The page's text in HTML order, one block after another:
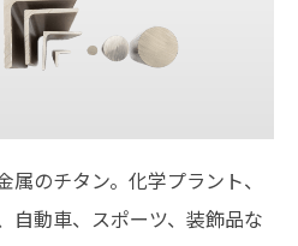
のチタン。化学プラント、
自動車、スポーツ、装飾品な